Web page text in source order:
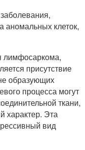
аномальных клеток,
лимфосаркома,
присутствие
образующих
процесса могут
ткани,
характер. Эта
вид